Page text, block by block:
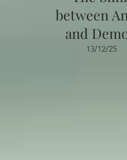
between
and
13/12/25